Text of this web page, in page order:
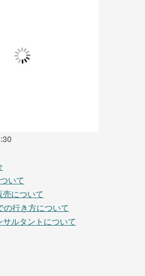
いて
売について
の行き方について
サルタントについて